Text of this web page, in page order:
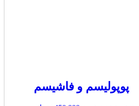
پوپولیسم و فاشیسم